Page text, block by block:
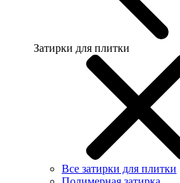
Затирки для плитки
Все затирки для плитки